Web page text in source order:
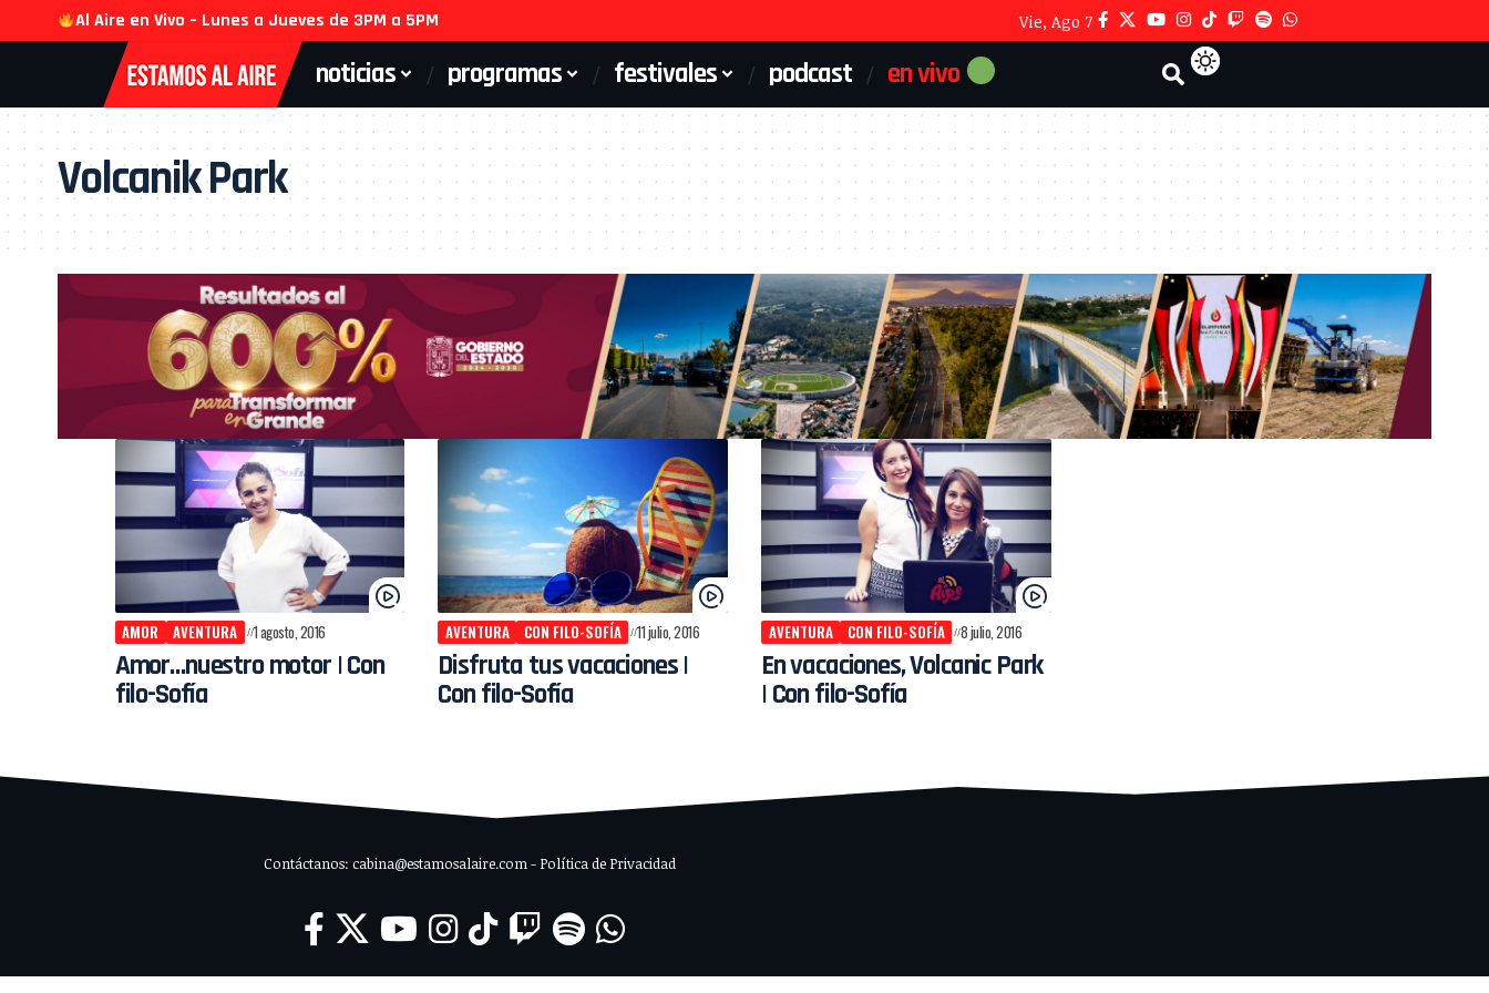
Al Aire en Vivo – Lunes a Jueves de 3PM a 5PM Vie, Ago 7
noticias programas festivales podcast en vivo
Volcanik Park
AMOR AVENTURA 1 agosto, 2016
Amor…nuestro motor | Con
filo-Sofía
AVENTURA CON FILO-SOFÍA 11 julio, 2016
Disfruta tus vacaciones |
Con filo-Sofía
AVENTURA CON FILO-SOFÍA 8 julio, 2016
En vacaciones, Volcanic Park
| Con filo-Sofía
Contáctanos: cabina@estamosalaire.com - Política de Privacidad